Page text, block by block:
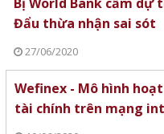
Đẩu thừa nhận sai sót
27/06/2020
Wefinex - Mô hình
tài chính trên mạng